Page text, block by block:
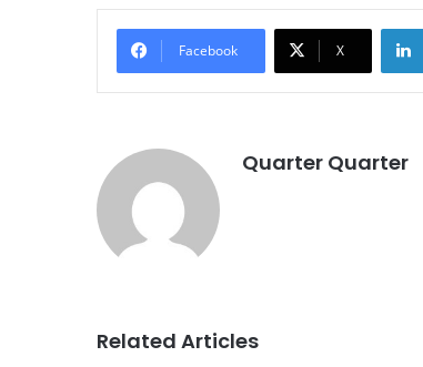
Facebook X
Quarter Quarter
Related Articles